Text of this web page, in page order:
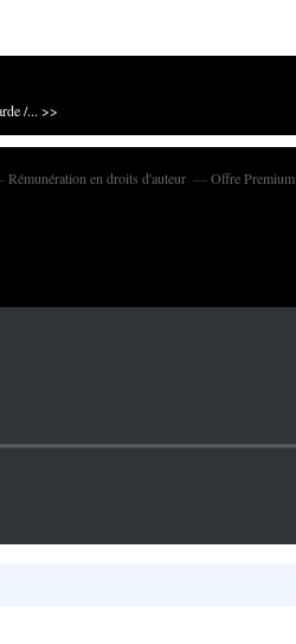
/... >>
Rémunération en droits d'auteur Offre Premium